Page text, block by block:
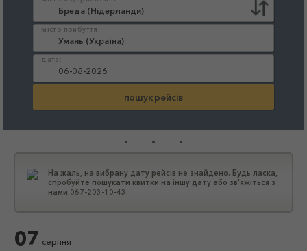
місто прибуття:
дата:
...
На жаль, на вибрану дату рейсів не знайдено. Будь ласка,
спробуйте пошукати квитки на іншу дату або зв'яжіться з
нами 067-203-10-43.
07 серпня